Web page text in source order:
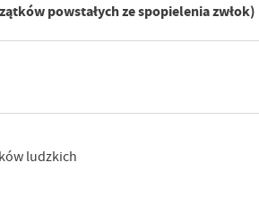
powstałych ze spopielenia zwłok)
ludzkich